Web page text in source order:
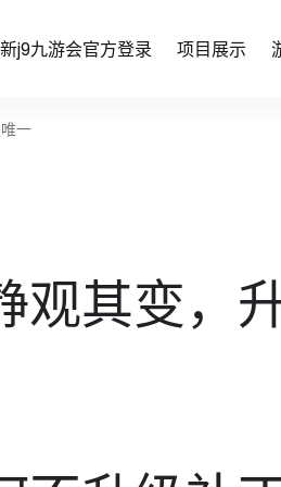
j9九游会官方登录 项目展示
一
观其变，